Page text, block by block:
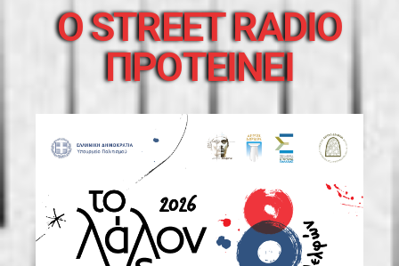
O STREET RADIO
ΠΡΟΤΕΙΝΕΙ